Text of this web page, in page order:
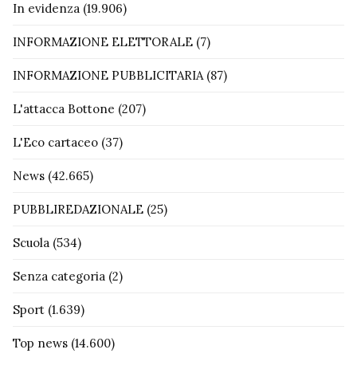
In evidenza (19.906)
INFORMAZIONE ELETTORALE (7)
INFORMAZIONE PUBBLICITARIA(87)
L'attacca Bottone (207)
L'Eco cartaceo (37)
News (42.665)
PUBBLIREDAZIONALE (25)
Scuola (534)
Senza categoria (2)
Sport (1.639)
Top news (14.600)